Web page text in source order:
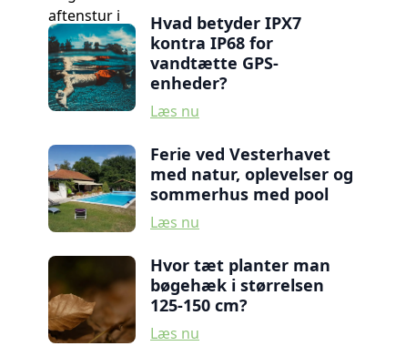
Hvad betyder IPX7
kontra IP68 for
vandtætte GPS-
enheder?
Læs nu
Ferie ved Vesterhavet
med natur, oplevelser og
sommerhus med pool
Læs nu
Hvor tæt planter man
bøgehæk i størrelsen
125-150 cm?
Læs nu